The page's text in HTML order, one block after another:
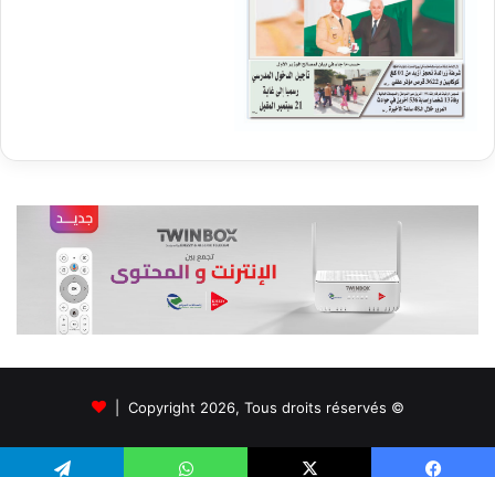
© Copyright 2026, Tous droits réservés |